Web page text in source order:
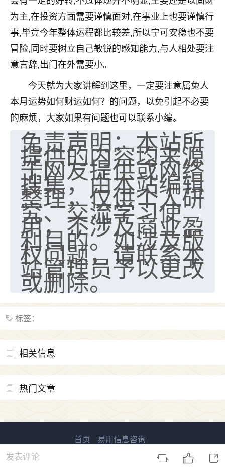
为主,在投资方面需要谨慎面对,在事业上也要谨慎行
事,毕竟今年整体运程都比较差,所以宁可安稳也不要
冒险,同时要树立自己敏锐的感知能力,与人相处要注
意言辞,出门在外需要小。
今天就为大家讲解到这里，一定要注意属兔人
本月运势如何财运如何？的问题，以免引起不必要
的麻烦，大家如果有问题也可以联系小编。
免责声明：本站所
提供的内容均来源
于网友提供或网络
搜集，由本站编辑
整理，仅供个人研
究、交流学习使
用，不涉及商业盈
利目的。如涉及版
权问题，请联系本
站管理员予以更改
或删除。
标签：
相关信息
热门文章
发表评论
首页 易用信息咨询
鲁ICP备2023027138号-2